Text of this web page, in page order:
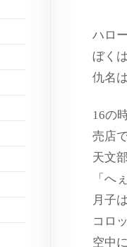
ハロ
ぼく
仇名
16の
売店
天文
「へ
月子
コロ
空中